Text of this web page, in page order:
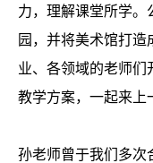
力，理解课堂所学
园，并将美术馆打
业、各领域的老师
教学方案，一起来上
孙老师曾于我们多次